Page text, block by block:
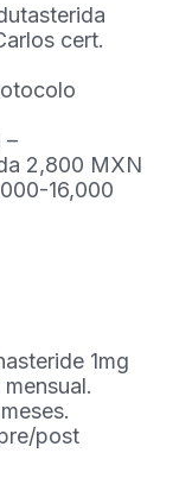
cert.
–
2,800 MXN
16,000
1mg
post